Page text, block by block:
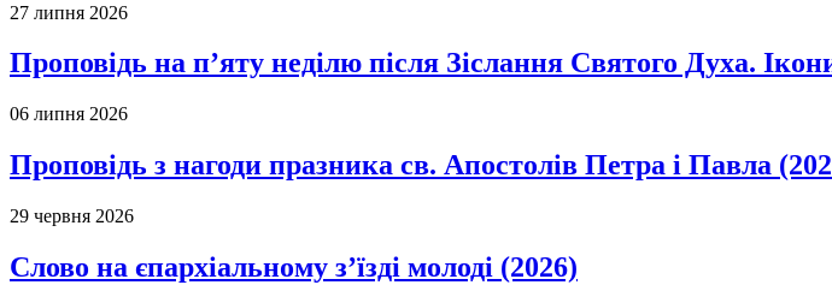
27 липня 2026
Проповідь на п’яту неділю після Зіслання Святого Духа.
06 липня 2026
Проповідь з нагоди празника св. Апостолів Петра і Павла
29 червня 2026
Слово на єпархіальному з’їзді молоді (2026)